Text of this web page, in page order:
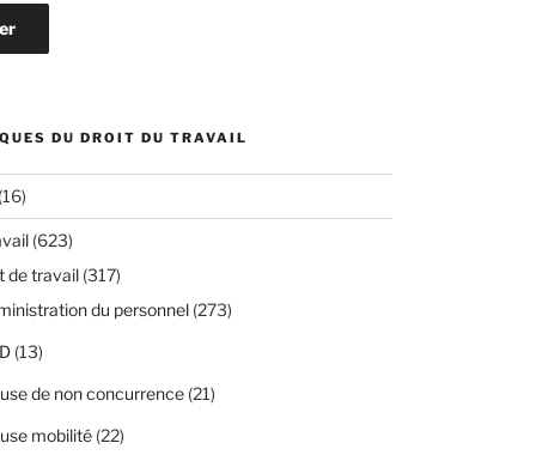
DU DROIT DU TRAVAIL
(623)
de travail(317)
du personnel(273)
(13)
de non concurrence(21)
mobilité(22)